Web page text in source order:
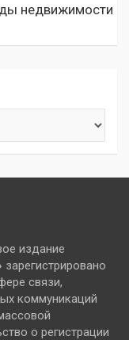
недвижимости
издание
зарегистрировано
связи,
коммуникаций
о регистрации